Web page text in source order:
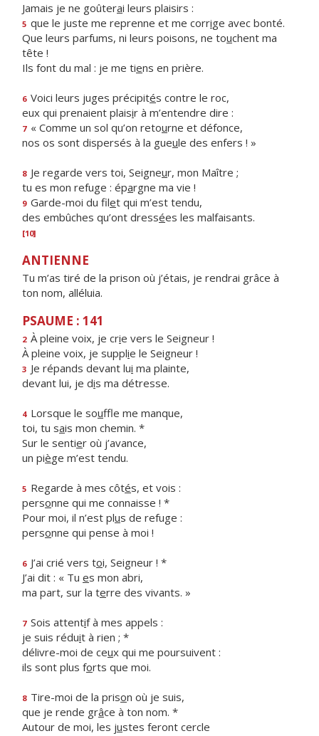
Jamais je ne goûterai leurs plaisirs :
5 que le juste me reprenne et me corrige avec bonté.
Que leurs parfums, ni leurs poisons, ne touchent ma
tête !
Ils font du mal : je me tiens en prière.
6 Voici leurs juges précipités contre le roc,
eux qui prenaient plaisir à m’entendre dire :
7 « Comme un sol qu’on retourne et défonce,
nos os sont dispersés à la gueule des enfers ! »
8 Je regarde vers toi, Seigneur, mon Maître ;
tu es mon refuge : épargne ma vie !
9 Garde-moi du filet qui m’est tendu,
des embûches qu’ont dressées les malfaisants.
[10]
ANTIENNE
Tu m’as tiré de la prison où j’étais, je rendrai grâce à
ton nom, alléluia.
PSAUME : 141
2 À pleine voix, je crie vers le Seigneur !
À pleine voix, je supplie le Seigneur !
3 Je répands devant lui ma plainte,
devant lui, je dis ma détresse.
4 Lorsque le souffle me manque,
toi, tu sais mon chemin. *
Sur le sentier où j’avance,
un piège m’est tendu.
5 Regarde à mes côtés, et vois :
personne qui me connaisse ! *
Pour moi, il n’est plus de refuge :
personne qui pense à moi !
6 J’ai crié vers toi, Seigneur ! *
J’ai dit : « Tu es mon abri,
ma part, sur la terre des vivants. »
7 Sois attentif à mes appels :
je suis réduit à rien ; *
délivre-moi de ceux qui me poursuivent :
ils sont plus forts que moi.
8 Tire-moi de la prison où je suis,
que je rende grâce à ton nom. *
Autour de moi, les justes feront cercle